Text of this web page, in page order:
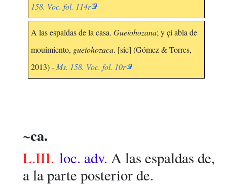
158. Voc. fol. 114r
A las espaldas de la casa. Gueiohozana; y çi abla de
mouimiento, gueiohozaca. [sic] (Gómez & Torres,
2013) - Ms. 158. Voc. fol. 10r
~ca.
L.III. loc. adv. A las espaldas de,
a la parte posterior de.